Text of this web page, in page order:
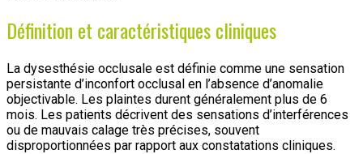
Définition et caractéristiques cliniques
La dysesthésie occlusale est définie comme une sensation
persistante d’inconfort occlusal en l’absence d’anomalie
objectivable. Les plaintes durent généralement plus de 6
mois. Les patients décrivent des sensations d’interférences
ou de mauvais calage très précises, souvent
disproportionnées par rapport aux constatations cliniques.